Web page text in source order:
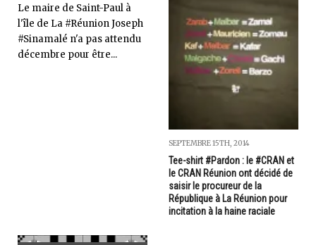
Le maire de Saint-Paul à
l'île de La #Réunion Joseph
#Sinamalé n'a pas attendu
décembre pour être...
SEPTEMBRE 15TH, 2014
Tee-shirt #Pardon : le #CRAN et
le CRAN Réunion ont décidé de
saisir le procureur de la
République à La Réunion pour
incitation à la haine raciale